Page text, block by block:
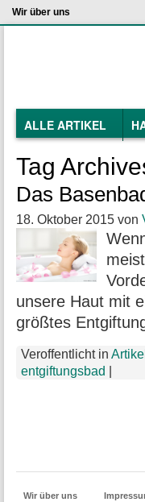
Wir über uns
ALLE ARTIKEL
Tag
Das
18. Oktober 2015 von
unsere Haut mit
größtes
Veroffentlicht in Artikel
entgiftungsbad
Wir über uns